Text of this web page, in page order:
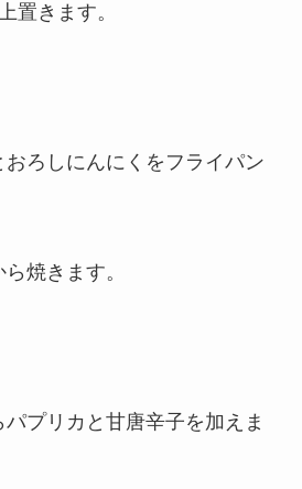
置きます。
ろしにんにくをフライパン
焼きます。
プリカと甘唐辛子を加えま